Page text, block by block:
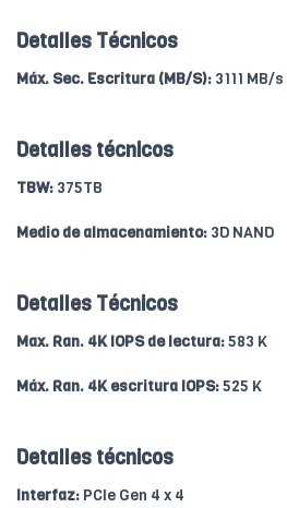
Detalles Técnicos
Máx. Sec. Escritura (MB/S): 3111 MB/s
Detalles técnicos
TBW: 375TB
Medio de almacenamiento: 3D NAND
Detalles Técnicos
Max. Ran. 4K IOPS de lectura:583 K
Máx. Ran. 4K escritura IOPS:525 K
Detalles técnicos
Interfaz: PCIe Gen 4 x 4